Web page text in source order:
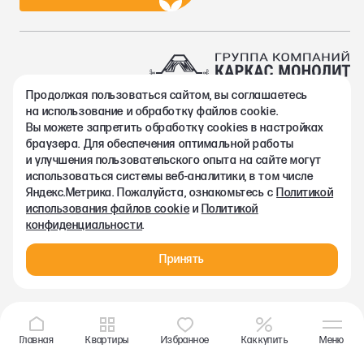
2002-2026. Группа компаний Каркас Монолит
Политика конфиденциальности
Правовая информация
Согласие на обработку персональных данных
Согласие на получение рекламно-информационных материалов
Любая информация, представленная на данном сайте, носит
исключительно информационный характер и ни при каких
условиях не является публичной офертой, определяемой
Главная Квартиры Избранное Как купить Меню
Продолжая пользоваться сайтом, вы соглашаетесь
на использование и обработку файлов cookie.
Вы можете запретить обработку сookies в настройках
браузера. Для обеспечения оптимальной работы
и улучшения пользовательского опыта на сайте могут
использоваться системы веб-аналитики, в том числе
Яндекс.Метрика. Пожалуйста, ознакомьтесь с Политикой
использования файлов cookieи Политикой
конфиденциальности.
Принять